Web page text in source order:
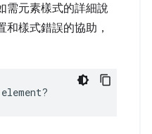
需元素樣式的詳細說
樣式錯誤的協助，